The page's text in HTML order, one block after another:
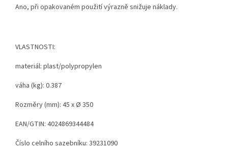
Ano, při opakovaném použití výrazně snižuje náklady.
VLASTNOSTI:
materiál: plast/polypropylen
váha (kg): 0.387
Rozměry (mm): 45 x Ø 350
EAN/GTIN: 4024869344484
Číslo celního sazebníku: 39231090